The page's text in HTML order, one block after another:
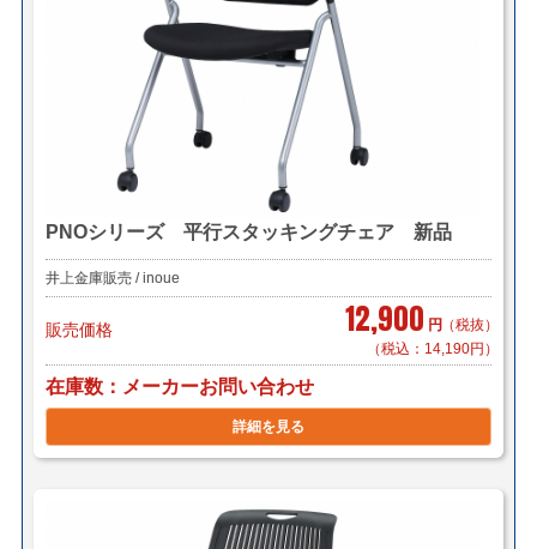
PNOシリーズ 平行スタッキングチェア 新品
井上金庫販売 / inoue
販売価格 12,900 円 （税抜）
（税込：14,190円）
在庫数 メーカーお問い合わせ
詳細を見る